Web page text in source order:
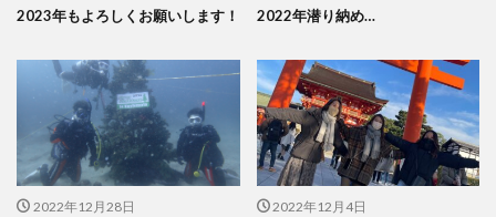
2023年もよろしくお願いします！ 2022年潜り納め…
2022年12月28日 2022年12月4日